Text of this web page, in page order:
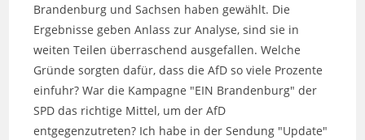
Brandenburg und Sachsen haben gewählt. Die
Ergebnisse geben Anlass zur Analyse, sind sie in
weiten Teilen überraschend ausgefallen. Welche
Gründe sorgten dafür, dass die AfD so viele Prozente
einfuhr? War die Kampagne "EIN Brandenburg" der
SPD das richtige Mittel, um der AfD
entgegenzutreten? Ich habe in der Sendung "Update"